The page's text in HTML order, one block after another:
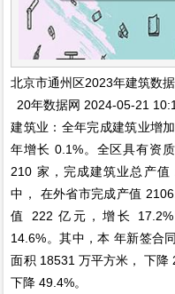
北京市通州区2023年建筑数据
20年数据网 2024-05-21
建筑业：全年完成建筑业增
年增长 0.1%。全区具有资
210 家，完成建筑业总产
中， 在外省市完成产值
值 222 亿元，增长
14.6%。其中，本 年新签合
面积 18531 万平方米， 下降
下降 49.4%。